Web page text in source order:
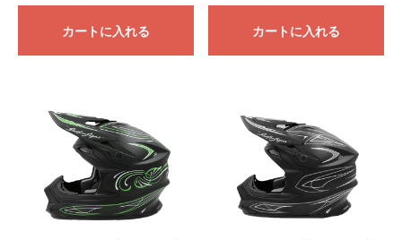
カートに入れる カートに入れる